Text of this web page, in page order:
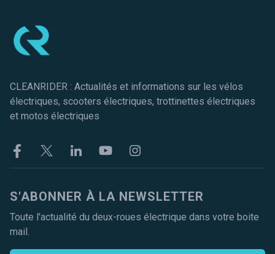
CLEANRIDER : Actualités et informations sur les vélos
électriques, scooters électriques, trottinettes électriques
et motos électriques
FacebookTwitter LinkekinYoutubeInstagram
S'ABONNER À LA NEWSLETTER
Toute l'actualité du deux-roues électrique dans votre boite
mail.